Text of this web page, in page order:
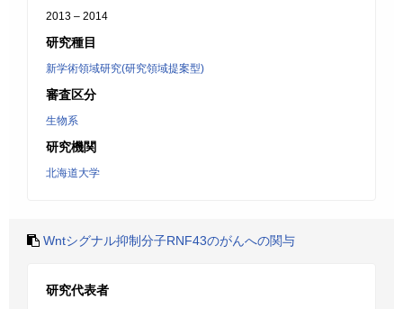
2013 – 2014
研究種目
新学術領域研究(研究領域提案型)
審査区分
生物系
研究機関
北海道大学
Wntシグナル抑制分子RNF43のがんへの関与
研究代表者